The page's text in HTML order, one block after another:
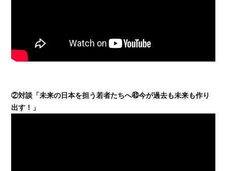
②対談「未来の日本を担う若者たちへ㊸今が過去も未来も作り
出す！」